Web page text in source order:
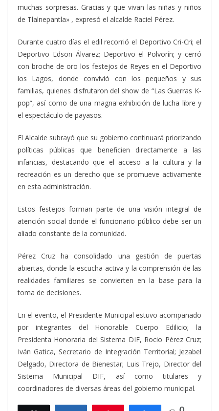
muchas sorpresas. Gracias y que vivan las niñas y niños
de Tlalnepantla» , expresó el alcalde Raciel Pérez.
Durante cuatro días el edil recorrió el Deportivo Cri-Cri; el
Deportivo Edson Álvarez; Deportivo el Polvorín; y cerró
con broche de oro los festejos de Reyes en el Deportivo
los Lagos, donde convivió con los pequeños y sus
familias, quienes disfrutaron del show de “Las Guerras K-
pop”, así como de una magna exhibición de lucha libre y
el espectáculo de payasos.
El Alcalde subrayó que su gobierno continuará priorizando
políticas públicas que beneficien directamente a las
infancias, destacando que el acceso a la cultura y la
recreación es un derecho que se promueve activamente
en esta administración.
Estos festejos forman parte de una visión integral de
atención social donde el funcionario público debe ser un
aliado constante de la comunidad.
Pérez Cruz ha consolidado una gestión de puertas
abiertas, donde la escucha activa y la comprensión de las
realidades familiares se convierten en la base para la
toma de decisiones.
En el evento, el Presidente Municipal estuvo acompañado
por integrantes del Honorable Cuerpo Edilicio; la
Presidenta Honoraria del Sistema DIF, Rocio Pérez Cruz;
Iván Gatica, Secretario de Integración Territorial; Jezabel
Delgado, Directora de Bienestar; Luis Trejo, Director del
Sistema Municipal DIF, así como titulares y
coordinadores de diversas áreas del gobierno municipal.